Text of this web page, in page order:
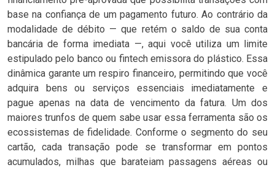
base na confiança de um pagamento futuro. Ao contrário da
modalidade de débito — que retém o saldo de sua conta
bancária de forma imediata —, aqui você utiliza um limite
estipulado pelo banco ou fintech emissora do plástico. Essa
dinâmica garante um respiro financeiro, permitindo que você
adquira bens ou serviços essenciais imediatamente e
pague apenas na data de vencimento da fatura. Um dos
maiores trunfos de quem sabe usar essa ferramenta são os
ecossistemas de fidelidade. Conforme o segmento do seu
cartão, cada transação pode se transformar em pontos
acumulados, milhas que barateiam passagens aéreas ou